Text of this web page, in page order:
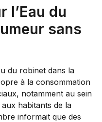
l’Eau du
sans
du robinet dans la
à la consommation
notamment au sein
habitants de la
informait que des